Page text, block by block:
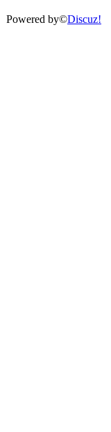
Powered by©Discuz!